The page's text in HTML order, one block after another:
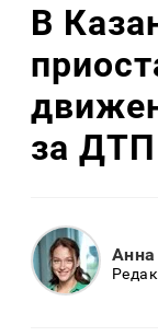
В
за ДТП